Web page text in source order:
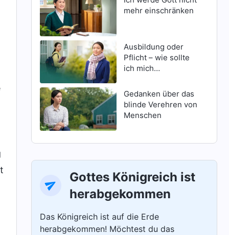
mehr einschränken
Ausbildung oder
Pflicht – wie sollte
ich mich
Gedanken über das
blinde Verehren von
Menschen
Gottes Königreich ist
herabgekommen
Das Königreich ist auf die Erde
herabgekommen! Möchtest du das